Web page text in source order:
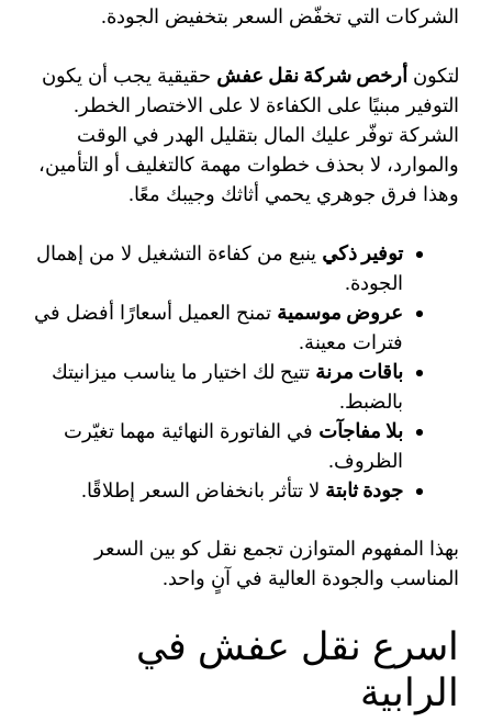
الشركات التي تخفّض السعر بتخفيض الجودة.
لتكون أرخص شركة نقل عفش حقيقية يجب أن يكون
التوفير مبنيًا على الكفاءة لا على الاختصار الخطر.
الشركة توفّر عليك المال بتقليل الهدر في الوقت
والموارد، لا بحذف خطوات مهمة كالتغليف أو التأمين،
وهذا فرق جوهري يحمي أثاثك وجيبك معًا.
توفير ذكي ينبع من كفاءة التشغيل لا من إهمال
الجودة.
عروض موسمية تمنح العميل أسعارًا أفضل في
فترات معينة.
باقات مرنة تتيح لك اختيار ما يناسب ميزانيتك
بالضبط.
بلا مفاجآت في الفاتورة النهائية مهما تغيّرت
الظروف.
جودة ثابتة لا تتأثر بانخفاض السعر إطلاقًا.
بهذا المفهوم المتوازن تجمع نقل كو بين السعر
المناسب والجودة العالية في آنٍ واحد.
اسرع نقل عفش في
الرابية